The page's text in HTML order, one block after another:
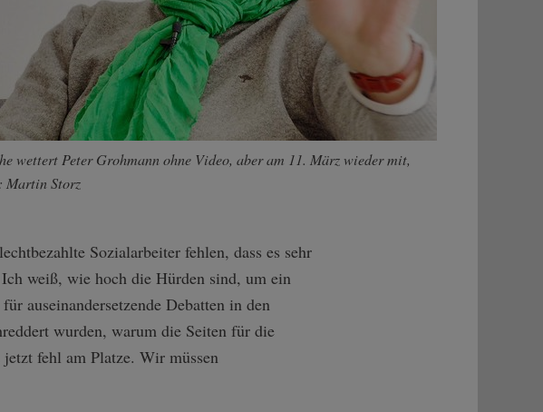
wettert Peter Grohmann ohne Video, aber am 11. März wieder mit,
Martin Storz
Sozialarbeiter fehlen, dass es sehr
weiß, wie hoch die Hürden sind, um ein
auseinandersetzende Debatten in den
wurden, warum die Seiten für die
jetzt fehl am Platze. Wir müssen